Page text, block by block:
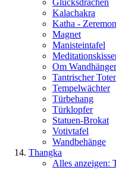
Glücksdrachen
Kalachakra
Katha -
Magnet
Manisteintafel
Om Wandhänger
Tantrischer
Tempelwächter
Türbehang
Türklopfer
Statuen-Brokat
Votivtafel
Wandbehänge
Thangka
Alles anzeigen: